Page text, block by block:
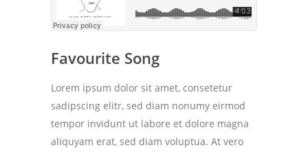
Favourite Song
Lorem ipsum dolor sit amet, consetetur
sadipscing elitr, sed diam nonumy eirmod
tempor invidunt ut labore et dolore magna
aliquyam erat, sed diam voluptua. At vero